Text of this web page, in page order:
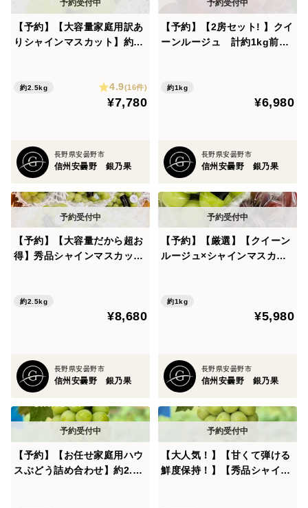
【予約】【大容量家庭用訳あ
りシャインマスカット】約2.
約2.5kg 4.9(16件)
¥7,780
長野県安曇野市
信州安曇野 銀乃果
【予約】【2房セット! 】クイ
ーンルージュ 計約1kg前後
約1kg
¥6,980
長野県安曇野市
信州安曇野 銀乃果
【予約】【大容量だから超お
得】秀品シャインマスカッ
約2.5kg
¥8,680
長野県安曇野市
信州安曇野 銀乃果
【予約】【厳選】【クイーン
ルージュ×シャインマスカッ
約1kg
¥5,980
長野県安曇野市
信州安曇野 銀乃果
【予約】【お任せ家庭用ハウ
スぶどう詰め合わせ】約2.8k
【大人気！】【甘くて弾ける
鮮度保持！】【秀品シャイン